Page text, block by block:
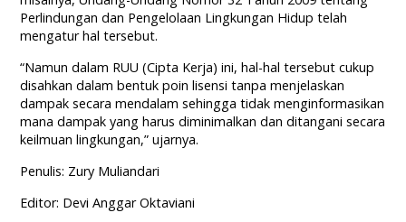
Perlindungan dan Pengelolaan Lingkungan Hidup telah
mengatur hal tersebut.
“Namun dalam RUU (Cipta Kerja) ini, hal-hal tersebut cukup
disahkan dalam bentuk poin lisensi tanpa menjelaskan
dampak secara mendalam sehingga tidak menginformasikan
mana dampak yang harus diminimalkan dan ditangani secara
keilmuan lingkungan,” ujarnya.
Penulis: Zury Muliandari
Editor: Devi Anggar Oktaviani